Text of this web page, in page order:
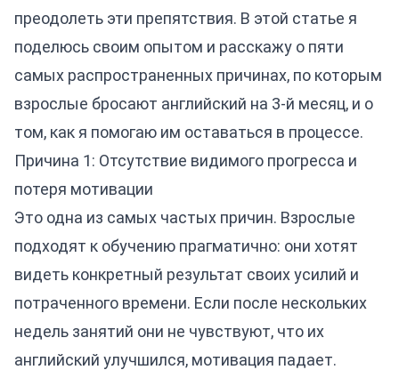
преодолеть эти препятствия. В этой статье я
поделюсь своим опытом и расскажу о пяти
самых распространенных причинах, по которым
взрослые бросают английский на 3-й месяц, и о
том, как я помогаю им оставаться в процессе.
Причина 1: Отсутствие видимого прогресса и
потеря мотивации
Это одна из самых частых причин. Взрослые
подходят к обучению прагматично: они хотят
видеть конкретный результат своих усилий и
потраченного времени. Если после нескольких
недель занятий они не чувствуют, что их
английский улучшился, мотивация падает.